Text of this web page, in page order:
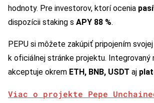
hodnoty. Pre investorov, ktorí ocenia
dispozícii staking s APY 88 %.
PEPU si môžete zakúpiť pripojením
k oficiálnej stránke projektu. Integrovaný
akceptuje okrem ETH, BNB, USDT aj
Viac o projekte Pepe